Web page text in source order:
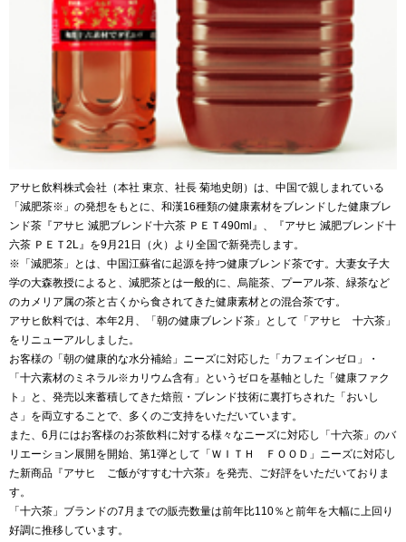
アサヒ飲料株式会社（本社 東京、社長 菊地史朗）は、中国で親しまれている
「減肥茶※」の発想をもとに、和漢16種類の健康素材をブレンドした健康ブレ
ンド茶『アサヒ 減肥ブレンド十六茶 ＰＥＴ490ml』、『アサヒ 減肥ブレンド十
六茶 ＰＥＴ2L』を9月21日（火）より全国で新発売します。
※「減肥茶」とは、中国江蘇省に起源を持つ健康ブレンド茶です。大妻女子大
学の大森教授によると、減肥茶とは一般的に、烏龍茶、プーアル茶、緑茶など
のカメリア属の茶と古くから食されてきた健康素材との混合茶です。
アサヒ飲料では、本年2月、「朝の健康ブレンド茶」として「アサヒ 十六茶」
をリニューアルしました。
お客様の「朝の健康的な水分補給」ニーズに対応した「カフェインゼロ」・
「十六素材のミネラル※カリウム含有」というゼロを基軸とした「健康ファク
ト」と、発売以来蓄積してきた焙煎・ブレンド技術に裏打ちされた「おいし
さ」を両立することで、多くのご支持をいただいています。
また、6月にはお客様のお茶飲料に対する様々なニーズに対応し「十六茶」のバ
リエーション展開を開始、第1弾として「ＷＩＴＨ ＦＯＯＤ」ニーズに対応し
た新商品『アサヒ ご飯がすすむ十六茶』を発売、ご好評をいただいておりま
す。
「十六茶」ブランドの7月までの販売数量は前年比110％と前年を大幅に上回り
好調に推移しています。